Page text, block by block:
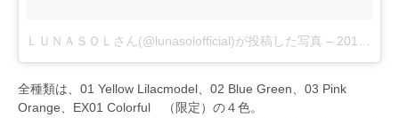
ＬＵＮＡＳＯＬさん(@lunasolofficial)が投稿した写真 – 2017 1月 4 9:53午後 PST
全種類は、01 Yellow Lilacmodel、02 Blue Green、03 Pink
Orange、EX01 Colorful （限定）の４色。